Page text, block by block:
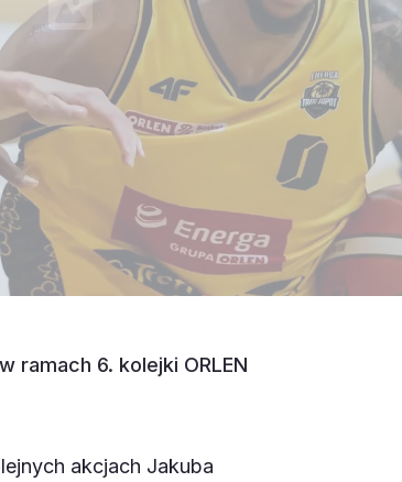
ramach 6. kolejki ORLEN
akcjach Jakuba